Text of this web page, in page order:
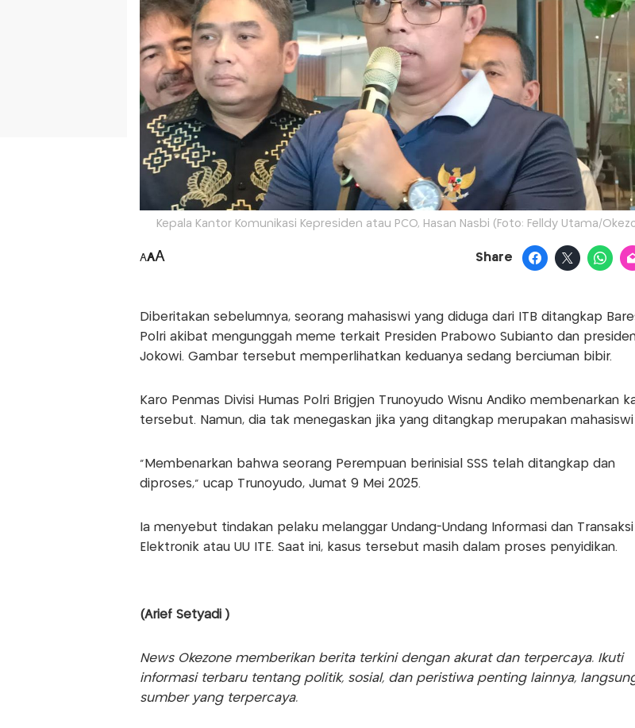
Kepala Kantor Komunikasi Kepresiden atau PCO, Hasan Nasbi (Foto: Felldy Utama/
AAA Share
Diberitakan sebelumnya, seorang mahasiswi yang diduga dari ITB ditangkap
Polri akibat mengunggah meme terkait Presiden Prabowo Subianto dan
Jokowi. Gambar tersebut memperlihatkan keduanya sedang berciuman bibir.
Karo Penmas Divisi Humas Polri Brigjen Trunoyudo Wisnu Andiko membenarkan
tersebut. Namun, dia tak menegaskan jika yang ditangkap merupakan mahasiswi
"Membenarkan bahwa seorang Perempuan berinisial SSS telah ditangkap dan
diproses," ucap Trunoyudo, Jumat 9 Mei 2025.
Ia menyebut tindakan pelaku melanggar Undang-Undang Informasi dan Transaksi
Elektronik atau UU ITE. Saat ini, kasus tersebut masih dalam proses penyidikan.
(Arief Setyadi )
News Okezone memberikan berita terkini dengan akurat dan terpercaya. Ikuti
informasi terbaru tentang politik, sosial, dan peristiwa penting lainnya,
sumber yang terpercaya.